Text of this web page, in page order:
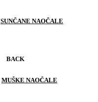
SUNČANE NAOČALE
BACK
MUŠKE NAOČALE